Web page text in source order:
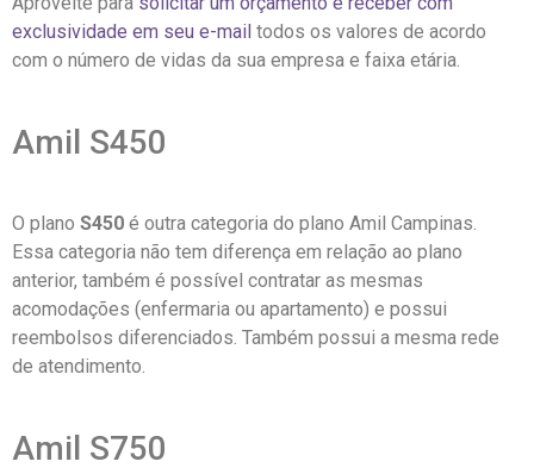
exclusividade em seu e-mail todos os valores de acordo
com o número de vidas da sua empresa e faixa etária.
Amil S450
O plano S450 é outra categoria do plano Amil Campinas.
Essa categoria não tem diferença em relação ao plano
anterior, também é possível contratar as mesmas
acomodações (enfermaria ou apartamento) e possui
reembolsos diferenciados. Também possui a mesma rede
de atendimento.
Amil S750